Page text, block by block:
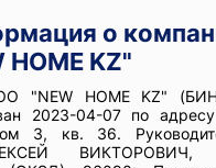
о
HOME KZ"
"NEW HOME KZ"
2023-04-07 по
3, кв. 36.
ВИКТОРОВИЧ,